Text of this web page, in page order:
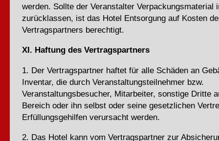
werden. Sollte der Veranstalter Verpackungsmaterial
zurücklassen, ist das Hotel Entsorgung auf Kosten
Vertragspartners berechtigt.
XI. Haftung des Vertragspartners
1. Der Vertragspartner haftet für alle Schäden an
Inventar, die durch Veranstaltungsteilnehmer bzw.
Veranstaltungsbesucher, Mitarbeiter, sonstige Dritte
Bereich oder ihn selbst oder seine gesetzlichen
Erfüllungsgehilfen verursacht werden.
2. Das Hotel kann vom Vertragspartner zur